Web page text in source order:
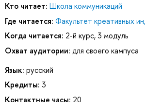
Кто читает: Школа коммуникаций
Где читается: Факультет креативных
Когда читается: 2-й курс, 3 модуль
Охват аудитории: для своего кампуса
Язык: русский
Кредиты: 3
Контактные часы: 20